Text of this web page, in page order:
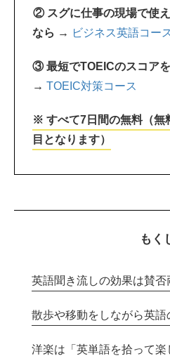
② スグに仕事の現場で使
なら → ビジネス英語コー
③ 最短でTOEICのスコア
→ TOEIC対策コース
※ すべて7日間の無料（無
目となります）
もく
英語聞き流しの効果は賛否
散歩や移動をしながら英語
洋楽は「英単語を拾って